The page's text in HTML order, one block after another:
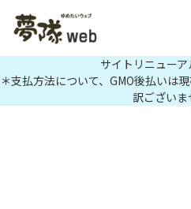
サイトリニューア
＊支払方法について、GMO後払いは
訳ございま